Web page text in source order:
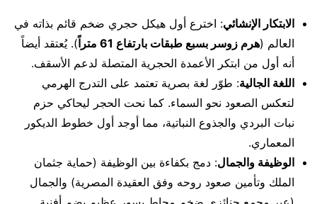
الابتكار الإنشائي: اخترع أول هيكل حجري ضخم قائم بذاته في
العالم (هرم زوسر بسبع طبقات بارتفاع 61 متراً
). يُعتقد أيضاً
أنه أول من ابتكر الأعمدة الحجرية المتصلة لدعم الأسقف.
اللغة الجالية: طوّر لغة بصرية تعتمد على التدرج الهرمي
لتعكس الصعود نحو السماء. كما نحت الحجر ليحاكي حزم
نبات البردي والجذوع النباتية، مما أوجد أول خطوط الديكور
المعماري.
الوظيفة والجمال: دمج بكفاءة بين الوظيفة (حماية جثمان
الملك وتأمين صعود روحه وفق العقيدة المصرية) والجمال